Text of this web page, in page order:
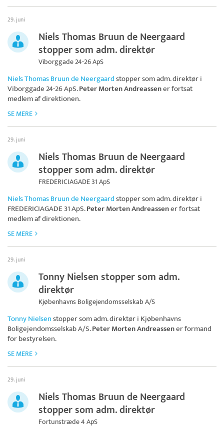
29. juni
Niels Thomas Bruun de Neergaard
stopper som adm. direktør
Viborggade 24-26 ApS
Niels Thomas Bruun de Neergaardstopper som adm. direktør i
Viborggade 24-26 ApS.Peter Morten Andreassener fortsat
medlem af direktionen.
SE MERE
29. juni
Niels Thomas Bruun de Neergaard
stopper som adm. direktør
FREDERICIAGADE 31 ApS
Niels Thomas Bruun de Neergaardstopper som adm. direktør i
FREDERICIAGADE 31 ApS.Peter Morten Andreassener fortsat
medlem af direktionen.
SE MERE
29. juni
Tonny Nielsen stopper som adm.
direktør
Kjøbenhavns Boligejendomsselskab A/S
Tonny Nielsenstopper som adm. direktør i Kjøbenhavns
Boligejendomsselskab A/S.Peter Morten Andreassener formand
for bestyrelsen.
SE MERE
29. juni
Niels Thomas Bruun de Neergaard
stopper som adm. direktør
Fortunstræde 4 ApS